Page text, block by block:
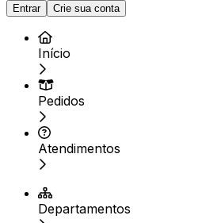
Entrar Crie sua conta
Início
Pedidos
Atendimentos
Departamentos